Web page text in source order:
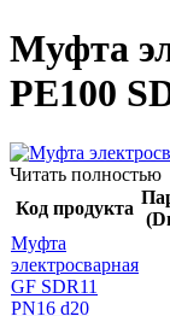
Муфта
PE100
Читать полностью
Код продукта
Муфта
электросварная
GF SDR11
PN16 d20